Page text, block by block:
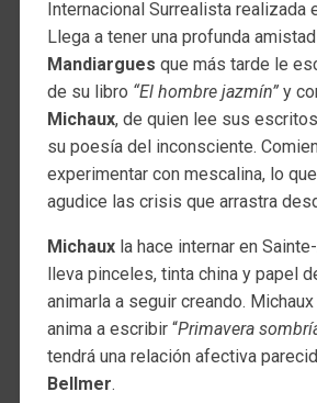
Internacional Surrealista realizada
Llega a tener una profunda
Mandiargues que más tarde le
de su libro “El hombre jazmín”y
Michaux, de quien lee sus
su poesía del inconsciente.
experimentar con mescalina, lo
agudice las crisis que arrastra
Michauxla hace internar en
lleva pinceles, tinta china y papel
animarla a seguir creando.
anima a escribir “Primavera
tendrá una relación afectiva
Bellmer.